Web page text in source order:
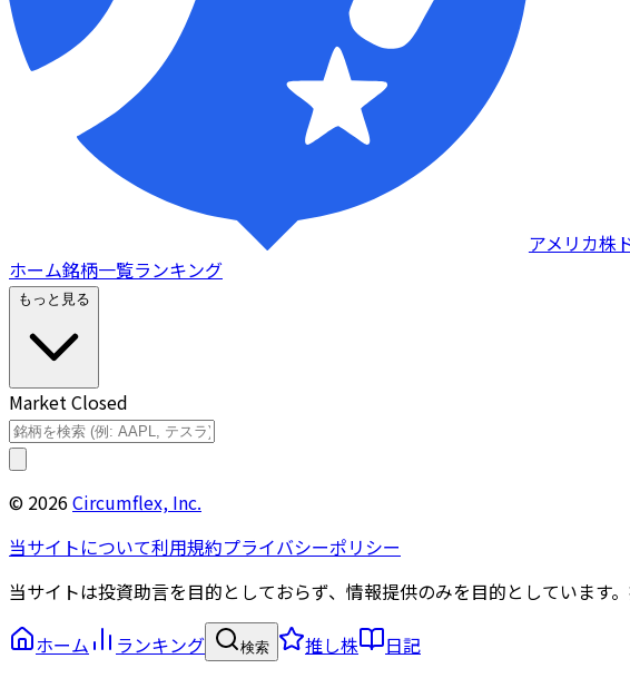
アメリカ株
ホーム銘柄一覧ランキング
もっと見る
Market Closed
© 2026Circumflex, Inc.
当サイトについて利用規約プライバシーポリシー
当サイトは投資助言を目的としておらず、情報提供のみを目的としています
ホーム
ランキング 検索 推し株 日記